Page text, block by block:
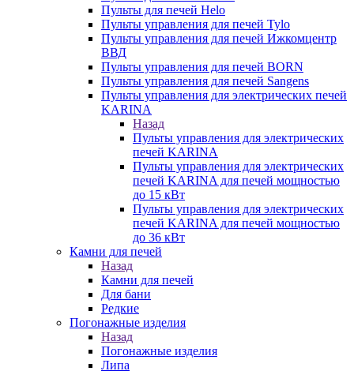
Пульты для печей Helo
Пульты управления для печей Tylo
Пульты управления для печей Ижкомцентр
ВВД
Пульты управления для печей BORN
Пульты управления для печей Sangens
Пульты управления для электрических печей
KARINA
Назад
Пульты управления для электрических
печей KARINA
Пульты управления для электрических
печей KARINA для печей мощностью
до 15 кВт
Пульты управления для электрических
печей KARINA для печей мощностью
до 36 кВт
Камни для печей
Назад
Камни для печей
Для бани
Редкие
Погонажные изделия
Назад
Погонажные изделия
Липа